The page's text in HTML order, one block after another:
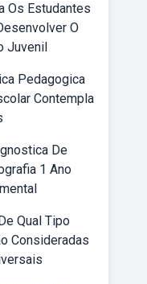
Os Estudantes
O
Juvenil
Pedagogica
Contempla
De
1 Ano
Qual Tipo
Consideradas